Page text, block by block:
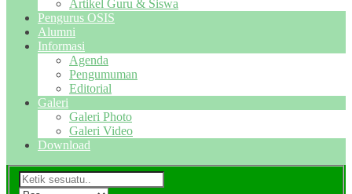
Artikel Guru & Siswa
Pengurus OSIS
Alumni
Informasi
Agenda
Pengumuman
Editorial
Galeri
Galeri Photo
Galeri Video
Download